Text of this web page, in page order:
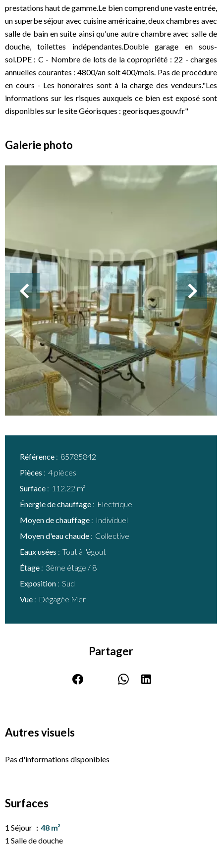
prestations haut de gamme.Le bien comprend une vaste entrée,
un superbe séjour avec cuisine américaine, deux chambres avec
salle de bain en suite ainsi qu'une autre chambre avec salle de
douche, toilettes indépendantes.Double garage en sous-
sol.DPE : C - Nombre de lots de la copropriété : 22 - charges
annuelles courantes : 4800/an soit 400/mois. Pas de procédure
en cours - Les honoraires sont à la charge des vendeurs."Les
informations sur les risques auxquels ce bien est exposé sont
disponibles sur le site Géorisques : georisques.gouv.fr"
Galerie photo
Référence
85785842
Pièces
4 pièces
Surface
112.22 m²
Énergie de chauffage
Electrique
Moyen de chauffage
Individuel
Moyen d'eau chaude
Collective
Eaux usées
Tout à l'égout
Étage
3ème étage / 8
Exposition
Sud
Vue
Dégagée Mer
Partager
Autres visuels
Pas d'informations disponibles
Surfaces
1 Séjour
48 m²
1 Salle de douche